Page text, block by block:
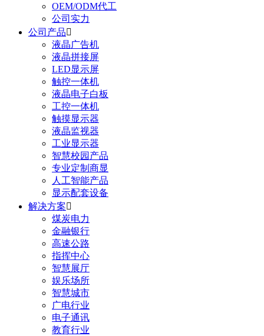
OEM/ODM代工
公司实力
公司产品
液晶广告机
液晶拼接屏
LED显示屏
触控一体机
液晶电子白板
工控一体机
触摸显示器
液晶监视器
工业显示器
智慧校园产品
专业定制商显
人工智能产品
显示配套设备
解决方案
煤炭电力
金融银行
高速公路
指挥中心
智慧展厅
娱乐场所
智慧城市
广电行业
电子通讯
教育行业